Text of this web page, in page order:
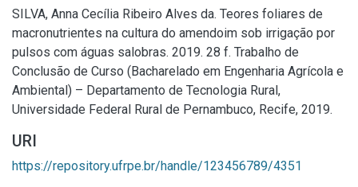
SILVA, Anna Cecília Ribeiro Alves da. Teores foliares de
macronutrientes na cultura do amendoim sob irrigação por
pulsos com águas salobras. 2019. 28 f. Trabalho de
Conclusão de Curso (Bacharelado em Engenharia Agrícola e
Ambiental) – Departamento de Tecnologia Rural,
Universidade Federal Rural de Pernambuco, Recife, 2019.
URI
https://repository.ufrpe.br/handle/123456789/4351